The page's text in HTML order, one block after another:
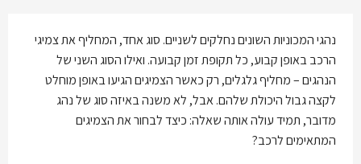
נהגי המכוניות השונים נחלקים לשניים. סוג אחד, המחליף את צמיגי
הרכב באופן קבוע, כל תקופת זמן קבועה. ואילו הסוג השני של
הנהגים – מחליף גלגלים, רק כאשר הצמיגים הגיעו באופן מוחלט
לקצה גבול היכולת שלהם. אבל, לא משנה באיזה סוג של נהג
מדובר, תמיד עולה אותה שאלה: כיצד לבחור את הצמיגים
המתאימים לרכב?